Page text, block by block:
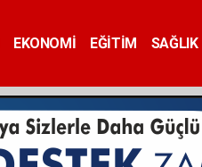
EKONOMİ EĞİTİM SAĞLIK